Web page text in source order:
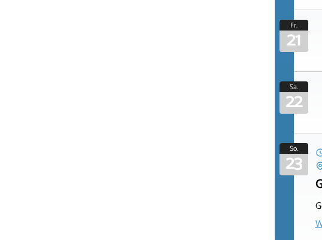
Fr.
21
Sa.
22
So.
23